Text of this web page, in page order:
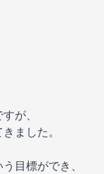
が、
ました。
目標ができ、